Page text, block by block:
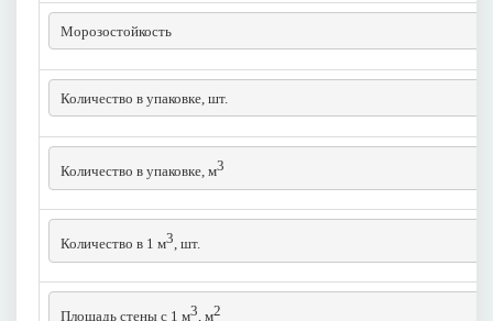
Морозостойкость
Количество в упаковке, шт.
Количество в упаковке, м3
Количество в 1 м3, шт.
Площадь стены с 1 м3, м2